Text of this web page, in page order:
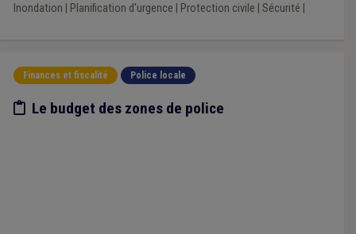
Inondation Planification d'urgence Protection civile Sécurité
Finances et fiscalité Police locale
Etude/chiffres
Le budget des zones de police